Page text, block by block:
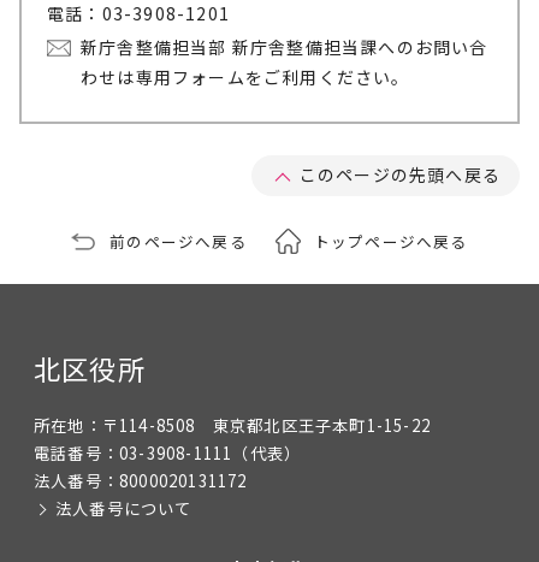
電話：03-3908-1201
新庁舎整備担当部 新庁舎整備担当課へのお問い合
わせは専用フォームをご利用ください。
このページの先頭へ戻る
前のページへ戻る トップページへ戻る
北区役所
所在地： 〒114-8508 東京都北区王子本町1-15-22
電話番号： 03-3908-1111 （代表）
法人番号： 8000020131172
法人番号について